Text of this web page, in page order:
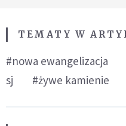
TEMATY W
#nowa ewangelizacja
sj
#żywe kamienie